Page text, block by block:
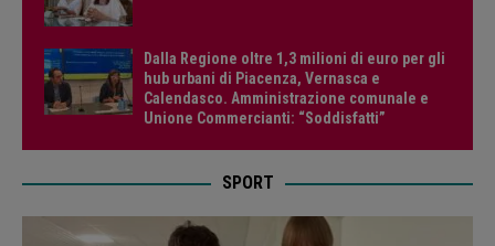
Dalla Regione oltre 1,3 milioni di euro per gli
hub urbani di Piacenza, Vernasca e
Calendasco. Amministrazione comunale e
Unione Commercianti: “Soddisfatti”
SPORT